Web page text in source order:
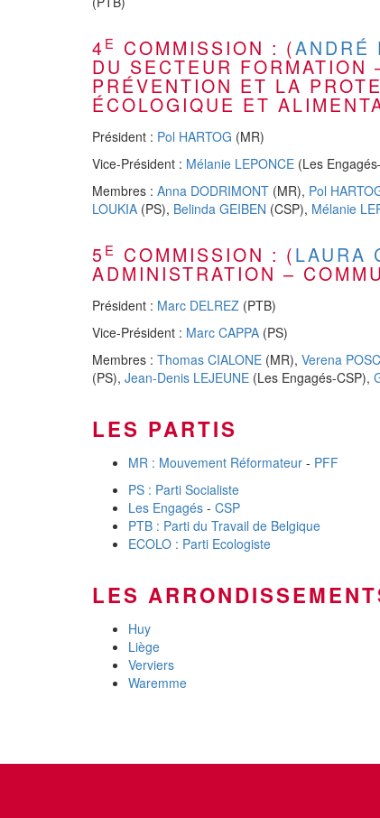
4E COMMISSION : (ANDRÉ
DU SECTEUR
PRÉVENTION ET LA
ÉCOLOGIQUE ET
Président : Pol HARTOG (MR)
Vice-Président : Mélanie LEPONCE (Les
Membres : Anna DODRIMONT (MR), Pol
LOUKIA (PS), Belinda GEIBEN (CSP), Mélanie
5 E COMMISSION : (LAURA
ADMINISTRATION –
Président : Marc DELREZ (PTB)
Vice-Président : Marc CAPPA (PS)
Membres : Thomas CIALONE (MR), Verena
(PS), Jean-Denis LEJEUNE (Les Engagés-CSP),
LES PARTIS
MR : Mouvement Réformateur - PFF
PS : Parti Socialiste
Les Engagés - CSP
PTB : Parti du Travail de Belgique
ECOLO : Parti Ecologiste
LES
Huy
Liège
Verviers
Waremme